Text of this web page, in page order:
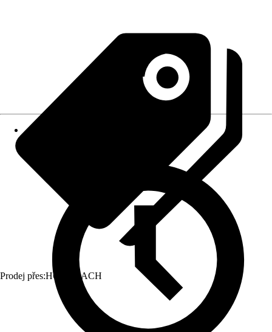
Prodej přes:HORNBACH